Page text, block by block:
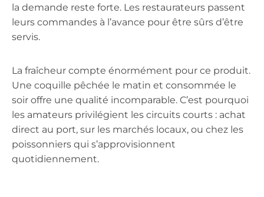
la demande reste forte. Les restaurateurs passent
leurs commandes à l’avance pour être sûrs d’être
servis.
La fraîcheur compte énormément pour ce produit.
Une coquille pêchée le matin et consommée le
soir offre une qualité incomparable. C’est pourquoi
les amateurs privilégient les circuits courts : achat
direct au port, sur les marchés locaux, ou chez les
poissonniers qui s’approvisionnent
quotidiennement.